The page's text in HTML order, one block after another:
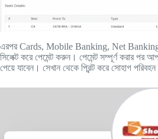
এরপর Cards, Mobile Banking, Net
সিলেক্ট করে পেমেন্ট করুন। পেমেন্ট সম্পূর্ণ করার পর
পেয়ে যাবেন। সেখান থেকে প্রিন্ট করে সোহাগ পরিবহন